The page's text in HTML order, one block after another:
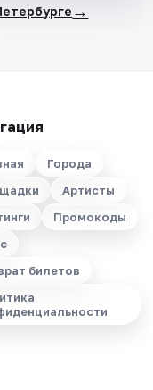
→
Города
Артисты
Промокоды
билетов